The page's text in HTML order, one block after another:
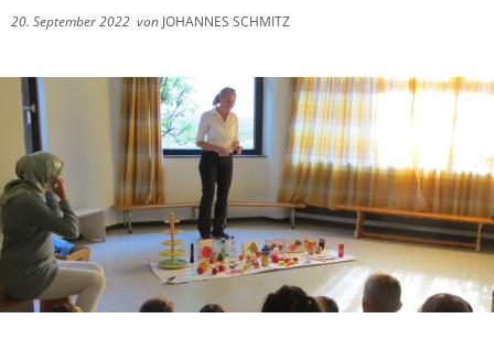
20. September 2022 von JOHANNES SCHMITZ